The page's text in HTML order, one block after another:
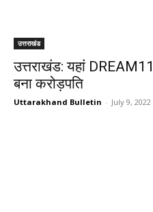
उत्तराखंड
उत्तराखंड: यहां
बना करोड़पति
Uttarakhand Bulletin - July 9, 2022